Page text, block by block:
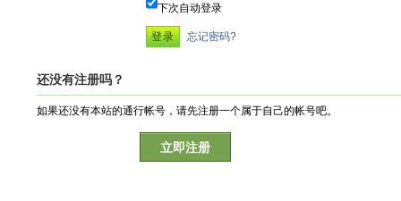
下次自动登录
忘记密码?
还没有注册吗？
如果还没有本站的通行帐号，请先注册一个属于自己的帐号吧。
立即注册